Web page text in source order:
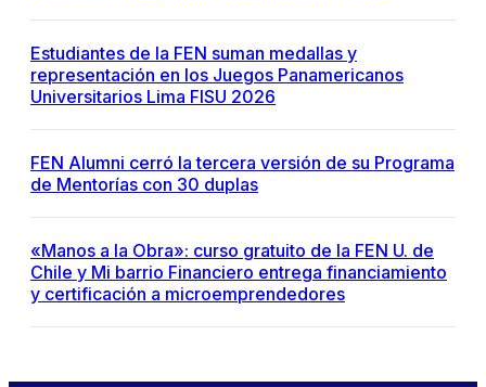
Estudiantes de la FEN suman medallas y
representación en los Juegos Panamericanos
Universitarios Lima FISU 2026
FEN Alumni cerró la tercera versión de su Programa
de Mentorías con 30 duplas
«Manos a la Obra»: curso gratuito de la FEN U. de
Chile y Mi barrio Financiero entrega financiamiento
y certificación a microemprendedores